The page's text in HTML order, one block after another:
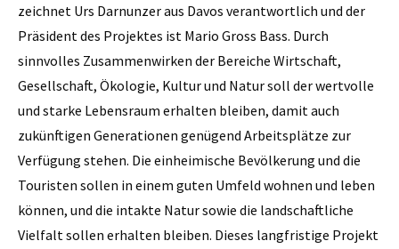
zeichnet Urs Darnunzer aus Davos verantwortlich und der
Präsident des Projektes ist Mario Gross Bass. Durch
sinnvolles Zusammenwirken der Bereiche Wirtschaft,
Gesellschaft, Ökologie, Kultur und Natur soll der wertvolle
und starke Lebensraum erhalten bleiben, damit auch
zukünftigen Generationen genügend Arbeitsplätze zur
Verfügung stehen. Die einheimische Bevölkerung und die
Touristen sollen in einem guten Umfeld wohnen und leben
können, und die intakte Natur sowie die landschaftliche
Vielfalt sollen erhalten bleiben. Dieses langfristige Projekt